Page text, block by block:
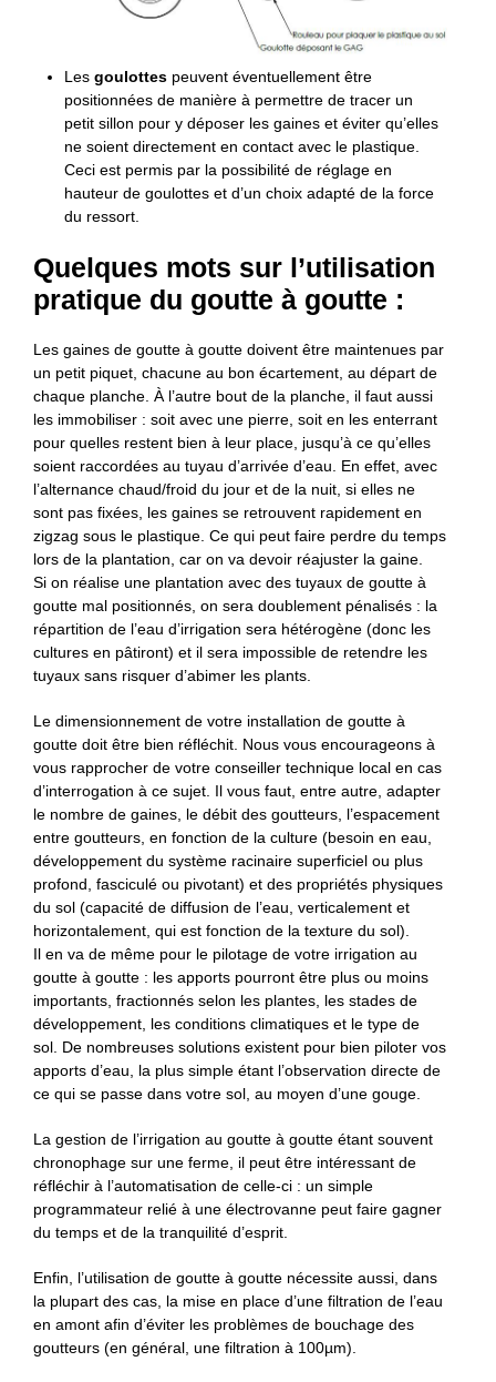
Lesgoulottes peuvent éventuellement être
positionnées de manière à permettre de tracer un
petit sillon pour y déposer les gaines et éviter qu’elles
ne soient directement en contact avec le plastique.
Ceci est permis par la possibilité de réglage en
hauteur de goulottes et d’un choix adapté de la force
du ressort.
Quelques mots sur l’utilisation
pratique du goutte à goutte :
Les gaines de goutte à goutte doivent être maintenues par
un petit piquet, chacune au bon écartement, au départ de
chaque planche. À l’autre bout de la planche, il faut aussi
les immobiliser : soit avec une pierre, soit en les enterrant
pour quelles restent bien à leur place, jusqu’à ce qu’elles
soient raccordées au tuyau d’arrivée d’eau. En effet, avec
l’alternance chaud/froid du jour et de la nuit, si elles ne
sont pas fixées, les gaines se retrouvent rapidement en
zigzag sous le plastique. Ce qui peut faire perdre du temps
lors de la plantation, car on va devoir réajuster la gaine.
Si on réalise une plantation avec des tuyaux de goutte à
goutte mal positionnés, on sera doublement pénalisés : la
répartition de l’eau d’irrigation sera hétérogène (donc les
cultures en pâtiront) et il sera impossible de retendre les
tuyaux sans risquer d’abimer les plants.
Le dimensionnement de votre installation de goutte à
goutte doit être bien réfléchit. Nous vous encourageons à
vous rapprocher de votre conseiller technique local en cas
d’interrogation à ce sujet. Il vous faut, entre autre, adapter
le nombre de gaines, le débit des goutteurs, l’espacement
entre goutteurs, en fonction de la culture (besoin en eau,
développement du système racinaire superficiel ou plus
profond, fasciculé ou pivotant) et des propriétés physiques
du sol (capacité de diffusion de l’eau, verticalement et
horizontalement, qui est fonction de la texture du sol).
Il en va de même pour le pilotage de votre irrigation au
goutte à goutte : les apports pourront être plus ou moins
importants, fractionnés selon les plantes, les stades de
développement, les conditions climatiques et le type de
sol. De nombreuses solutions existent pour bien piloter vos
apports d’eau, la plus simple étant l’observation directe de
ce qui se passe dans votre sol, au moyen d’une gouge.
La gestion de l’irrigation au goutte à goutte étant souvent
chronophage sur une ferme, il peut être intéressant de
réfléchir à l’automatisation de celle-ci : un simple
programmateur relié à une électrovanne peut faire gagner
du temps et de la tranquilité d’esprit.
Enfin, l’utilisation de goutte à goutte nécessite aussi, dans
la plupart des cas, la mise en place d’une filtration de l’eau
en amont afin d’éviter les problèmes de bouchage des
goutteurs (en général, une filtration à 100µm).